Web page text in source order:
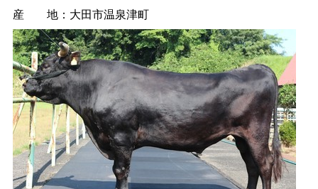
産 地：大田市温泉津町